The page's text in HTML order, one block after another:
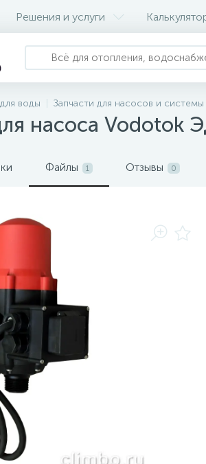
Решения и услуги
воды Запчасти для насосов и системы
насоса Vodotok
Файлы 1 Отзывы 0